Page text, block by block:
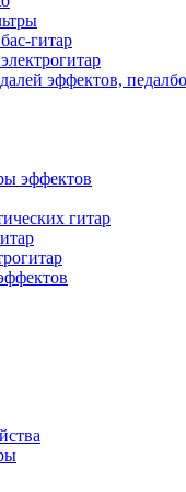
гитар
эффектов,
эффектов
гитар